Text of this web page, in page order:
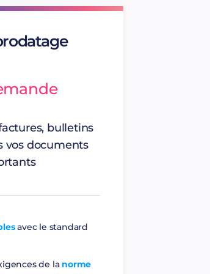
ou encore
bulletins
vos documents
avec le standard
de la norme